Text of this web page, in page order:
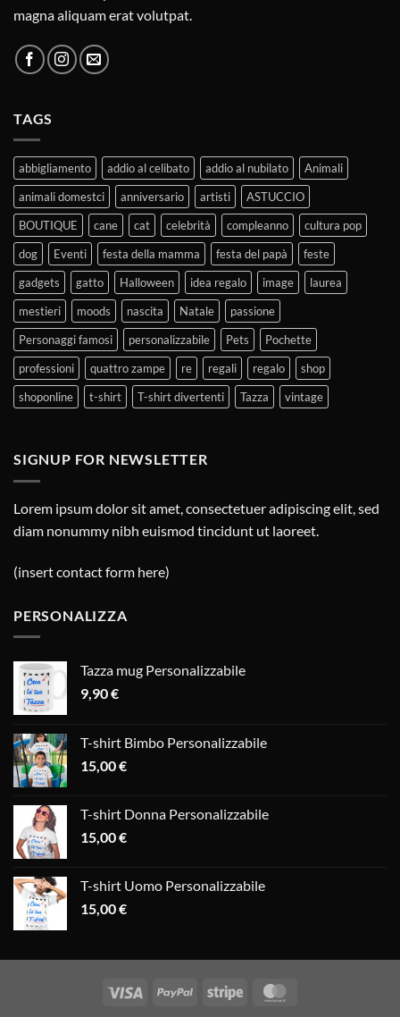
magna aliquam erat volutpat.
TAGS
abbigliamento addio al celibato addio al nubilato
Animali
animali domestci
anniversario artisti
ASTUCCIO
BOUTIQUE
cane cat celebrità compleanno
cultura pop
dog
Eventi festa della mamma festa del papà
feste
gadgets
gatto Halloween idea regalo image
laurea
mestieri
moods nascita Natale
passione
Personaggi famosi
personalizzabile Pets
Pochette
professioni
quattro zampe re regali regalo
shop
shoponline
t-shirt T-shirt divertenti Tazza vintage
SIGNUP FOR NEWSLETTER
Lorem ipsum dolor sit amet, consectetuer adipiscing elit, sed
diam nonummy nibh euismod tincidunt ut laoreet.
(insert contact form here)
PERSONALIZZA
Tazza mug Personalizzabile
9,90€
T-shirt Bimbo Personalizzabile
15,00€
T-shirt Donna Personalizzabile
15,00€
T-shirt Uomo Personalizzabile
15,00€